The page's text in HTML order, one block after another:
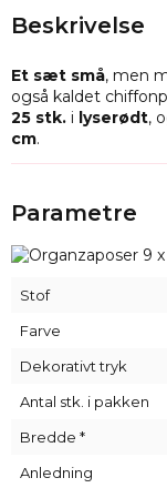
Beskrivelse
Et sæt små, men
også kaldet
25 stk. i lyserødt,
cm.
Organza er et
meget robust, selv
Dette sæt er det
at opbevare et
egnet til denne
Parametre
Stof
Farve
Dekorativt tryk
Antal stk. i pakken
Bredde *
Anledning